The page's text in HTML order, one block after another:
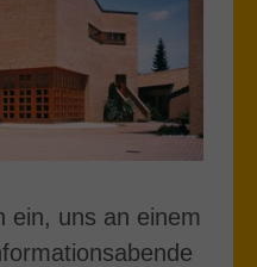
ein, uns an einem